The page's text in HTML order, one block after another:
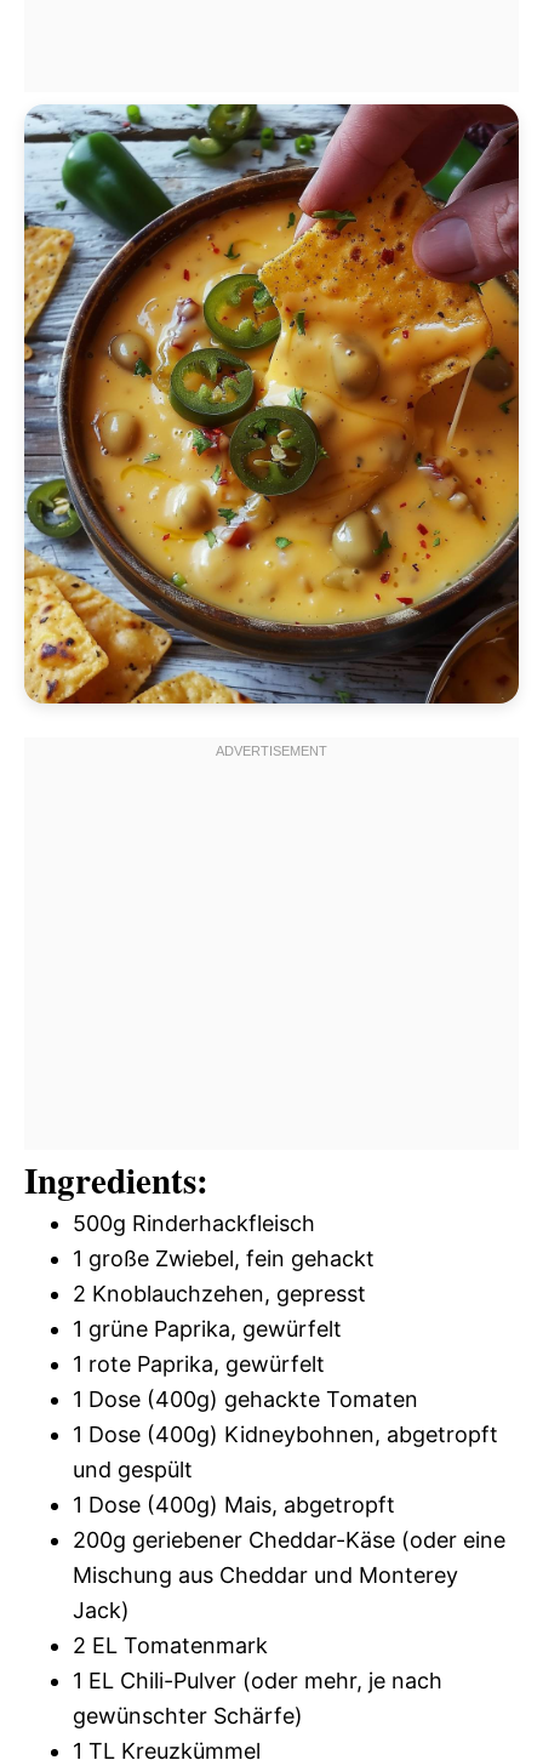
Ingredients:
500g Rinderhackfleisch
1 große Zwiebel, fein gehackt
2 Knoblauchzehen, gepresst
1 grüne Paprika, gewürfelt
1 rote Paprika, gewürfelt
1 Dose (400g) gehackte Tomaten
1 Dose (400g) Kidneybohnen, abgetropft
und gespült
1 Dose (400g) Mais, abgetropft
200g geriebener Cheddar-Käse (oder eine
Mischung aus Cheddar und Monterey
Jack)
2 EL Tomatenmark
1 EL Chili-Pulver (oder mehr, je nach
gewünschter Schärfe)
1 TL Kreuzkümmel